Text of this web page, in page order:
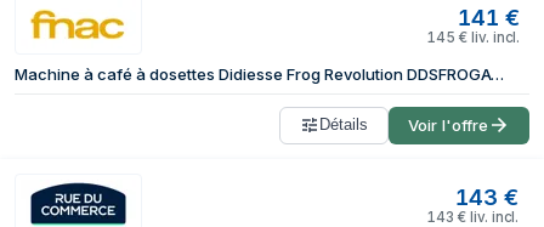
141 €
145 € liv. incl.
Machine à café à dosettes Didiesse Frog Revolution DDSFROGAVORIO 1,5 L 650 W Ivoire
Détails Voir l'offre
143 €
143 € liv. incl.